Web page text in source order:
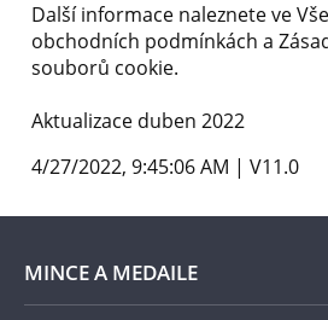
Další informace naleznete ve
obchodních podmínkách a
souborů cookie.
Aktualizace duben 2022
4/27/2022, 9:45:06 AM | V11.0
MINCE A MEDAILE